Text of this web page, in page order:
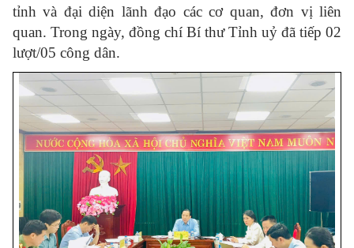
tỉnh và đại diện lãnh đạo các cơ quan, đơn vị liên
quan. Trong ngày, đồng chí Bí thư Tỉnh uỷ đã tiếp 02
lượt/05 công dân.